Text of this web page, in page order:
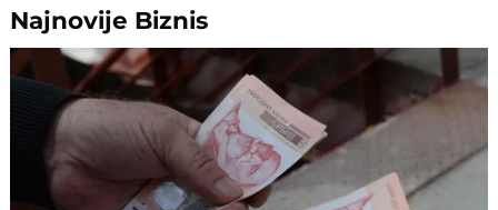
Najnovije Biznis